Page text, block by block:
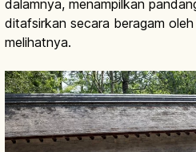
dalamnya, menampilkan
ditafsirkan secara beragam
melihatnya.